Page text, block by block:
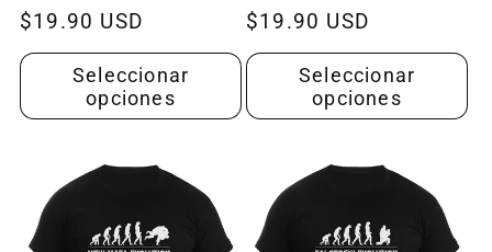
Precio
habitual
$19.90 USD
Seleccionar
opciones
Precio
habitual
$19.90 USD
Seleccionar
opciones